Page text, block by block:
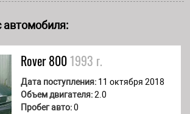
автомобиля:
Rover 8001993 г.
Дата поступления: 11 октября 2018
Объем двигателя:2.0
Пробег авто:0